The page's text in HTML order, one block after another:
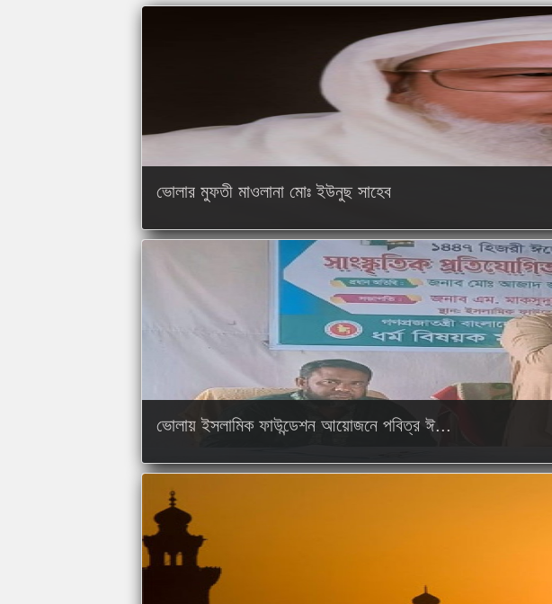
ভোলার মুফতী মাওলানা মোঃ ইউনুছ সাহেব
ভোলায় ইসলামিক ফাউন্ডেশন আয়োজনে পবিত্র ঈ...